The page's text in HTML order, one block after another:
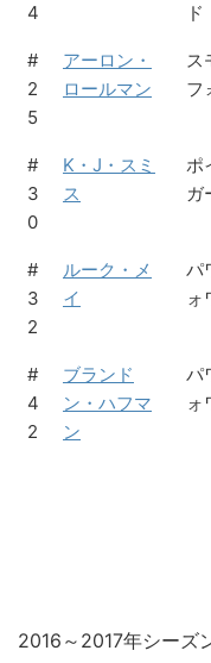
4
ド
#
2
5
アーロン・
ロールマン
ス
フ
#
3
0
K・J・スミ
ス
ポ
ガ
#
3
2
ルーク・メ
イ
パ
ォ
#
4
2
ブランド
ン・ハフマ
ン
パ
ォ
2016～2017年シーズ